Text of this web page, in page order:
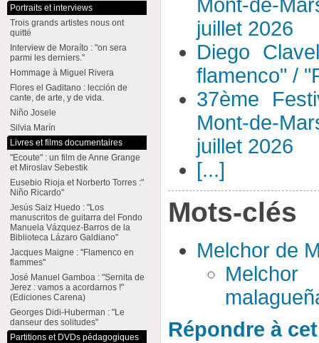
Mont-de-
juillet 2026
Diego
flamenco" /
37ème
Mont-de-
juillet 2026
[...]
Mots-clés
Melchor de
Répondre à
Portraits et interviews
Trois grands artistes nous ont
quitté
Interview de Moraíto : "on sera
parmi les derniers."
Hommage à Miguel Rivera
Flores el Gaditano : lección de
cante, de arte, y de vida.
Niño Josele
Silvia Marín
Livres et films documentaires
"Ecoute" : un film de Anne Grange
et Miroslav Sebestik
Eusebio Rioja et Norberto Torres :"
Niño Ricardo"
Jesús Saiz Huedo : "Los
manuscritos de guitarra del Fondo
Manuela Vázquez-Barros de la
Biblioteca Lázaro Galdiano"
Jacques Maigne : "Flamenco en
flammes"
José Manuel Gamboa : "Sernita de
Jerez : vamos a acordarnos !"
(Ediciones Carena)
Georges Didi-Huberman : "Le
danseur des solitudes"
Partitions et DVDs pédagogiques